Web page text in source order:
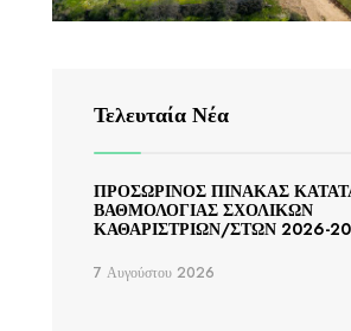
Τελευταία Νέα
ΠΡΟΣΩΡΙΝΟΣ ΠΙΝΑΚΑΣ
ΒΑΘΜΟΛΟΓΙΑΣ ΣΧΟΛΙΚΩΝ
ΚΑΘΑΡΙΣΤΡΙΩΝ/ΣΤΩΝ 2026-
7 Αυγούστου 2026